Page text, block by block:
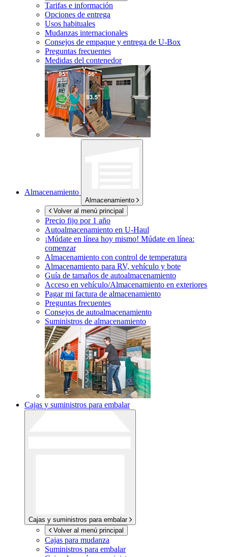
Tarifas e información
Opciones de entrega
Usos habituales
Mudanzas internacionales
Consejos de empaque y entrega de U-Box
Preguntas frecuentes
Medidas del contenedor
Almacenamiento
Almacenamiento
Volver al menú principal
Precio fijo por 1 año
Autoalmacenamiento en U-Haul
¡Múdate en línea hoy mismo! Múdate en línea:
comenzar
Almacenamiento con control de temperatura
Almacenamiento para RV, vehículo y bote
Guía de tamaños de autoalmacenamiento
Acceso en vehículo/Almacenamiento en exteriores
Pagar mi factura de almacenamiento
Preguntas frecuentes
Consejos de autoalmacenamiento
Suministros de almacenamiento
Cajas y suministros para embalar
Cajas y suministros para embalar
Volver al menú principal
Cajas para mudanza
Suministros para embalar